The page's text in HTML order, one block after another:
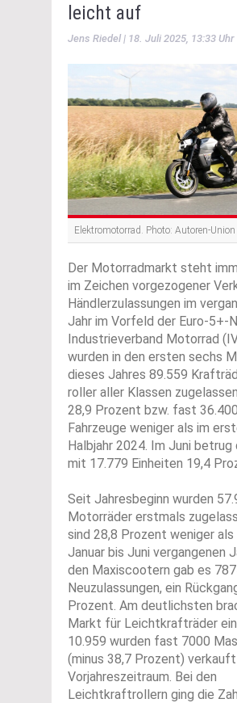
leicht auf
Jens Riedel | 18. Juli 2025, 13:33 Uhr
Elektromotorrad. Photo: Autoren-
Der Motorradmarkt steht
im Zeichen vorgezogener
Händlerzulassungen im
Jahr im Vorfeld der Euro-5+-
Industrieverband Motorrad
wurden in den ersten sechs
dieses Jahres 89.559
roller aller Klassen
28,9 Prozent bzw. fast 36.400
Fahrzeuge weniger als im
Halbjahr 2024. Im Juni betrug
mit 17.779 Einheiten 19,4
Seit Jahresbeginn wurden
Motorräder erstmals
sind 28,8 Prozent weniger als
Januar bis Juni vergangenen
den Maxiscootern gab es
Neuzulassungen, ein
Prozent. Am deutlichsten
Markt für Leichtkrafträder
10.959 wurden fast 7000
(minus 38,7 Prozent)
Vorjahreszeitraum. Bei den
Leichtkraftrollern ging die